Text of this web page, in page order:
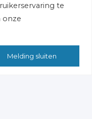
te
onze
Melding sluiten